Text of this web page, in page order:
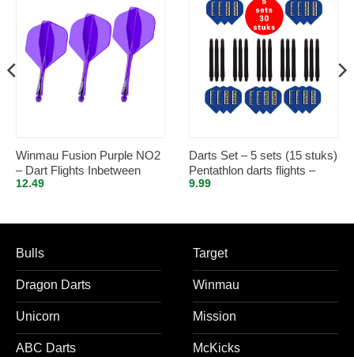
Winmau Fusion Purple NO2
– Dart Flights Inbetween
12.49
Darts Set – 5 sets (15 stuks)
Pentathlon darts flights –
super stevig – blauw – incl. 5
9.99
Bulls
Dragon Darts
Unicorn
ABC Darts
Target
Winmau
Mission
McKicks